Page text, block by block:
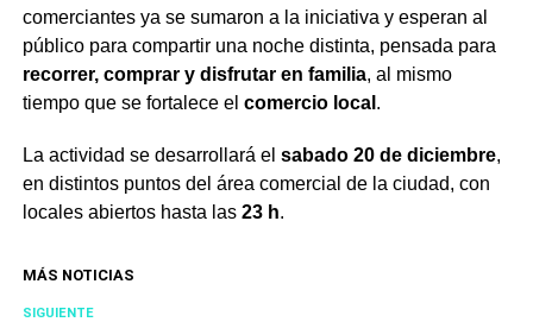
comerciantes ya se sumaron a la iniciativa y esperan al
público para compartir una noche distinta, pensada para
recorrer, comprar y disfrutar en familia, al mismo
tiempo que se fortalece el comercio local .
La actividad se desarrollará el sabado 20 de diciembre,
en distintos puntos del área comercial de la ciudad, con
locales abiertos hasta las 23 h.
MÁS NOTICIAS
SIGUIENTE